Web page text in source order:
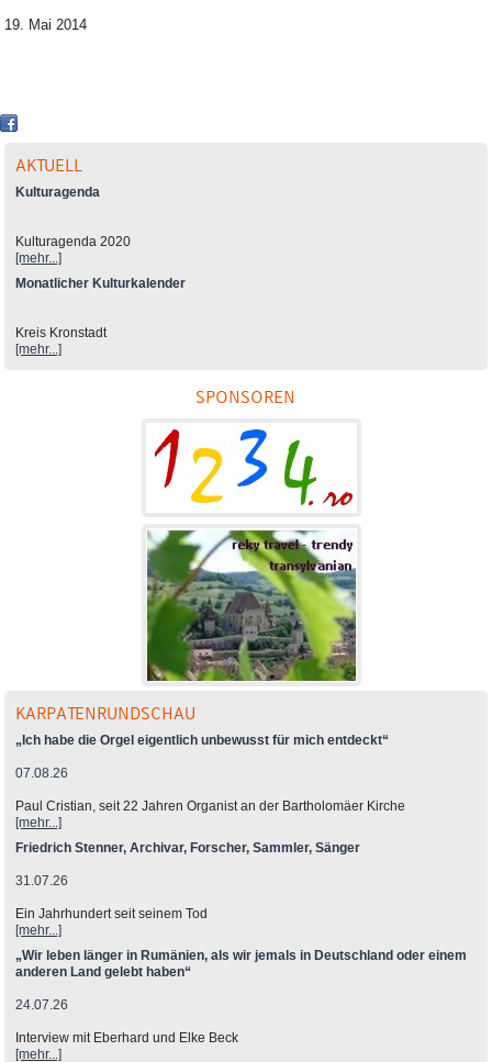
19. Mai 2014
AKTUELL
Kulturagenda
Kulturagenda 2020
[mehr...]
Monatlicher Kulturkalender
Kreis Kronstadt
[mehr...]
SPONSOREN
KARPATENRUNDSCHAU
„Ich habe die Orgel eigentlich unbewusst für mich entdeckt“
07.08.26
Paul Cristian, seit 22 Jahren Organist an der Bartholomäer Kirche
[mehr...]
Friedrich Stenner, Archivar, Forscher, Sammler, Sänger
31.07.26
Ein Jahrhundert seit seinem Tod
[mehr...]
„Wir leben länger in Rumänien, als wir jemals in Deutschland oder einem
anderen Land gelebt haben“
24.07.26
Interview mit Eberhard und Elke Beck
[mehr...]